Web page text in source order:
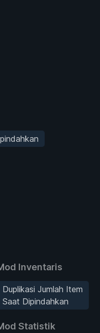
Inventaris
Duplikasi Jumlah Item
Saat Dipindahkan
Statistik